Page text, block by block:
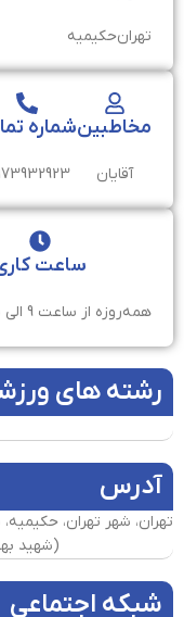
تهرانحکیمیه
مخاطبین
آقایان
شماره
ساعت
همه‌ر‌وزه از ساعت 9 الی 15، 17 الی 21
رشته های
آدرس
تهران، شهر تهران،
(شهید
شبکه اجتماعی